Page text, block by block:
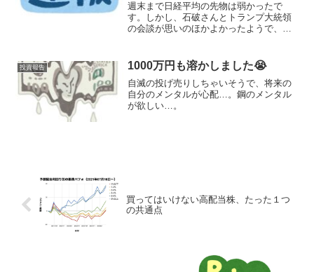
週末まで日経平均の先物は弱かったで
す。しかし、石破さんとトランプ大統領
の会談が思いのほかよかったようで、好
したが、息継ぎできましたね。
投資報告 1000万円も溶かしました😭
自滅の投げ売りしちゃいそうで、将来の
自分のメンタルが心配…。鋼のメンタル
が欲しい…。
買ってはいけない高配当株、たった１つ
の共通点